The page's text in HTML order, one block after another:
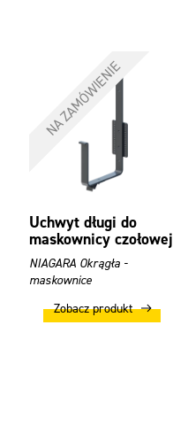
NA ZAMÓWIENIE
Uchwyt długi do
maskownicy czołowej
NIAGARA Okrągła -
maskownice
Zobacz produkt